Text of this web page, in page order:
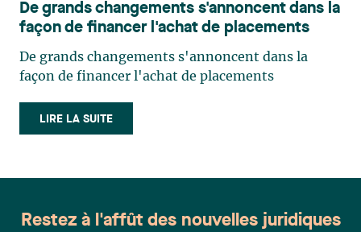
De grands changements s'annoncent dans la
façon de financer l'achat de placements
De grands changements s'annoncent dans la
façon de financer l'achat de placements
LIRE LA SUITE
Restez à l'affût des nouvelles juridiques